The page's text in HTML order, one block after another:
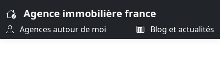
Agence immobilière france
Agences autour de moi Blog et actualités